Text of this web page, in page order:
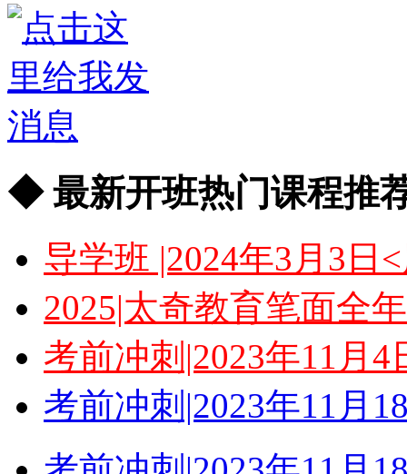
◆ 最新开班热门课程推
导学班 |2024年3月3日
2025|太奇教育笔面全
考前冲刺|2023年11月
考前冲刺|2023年11月